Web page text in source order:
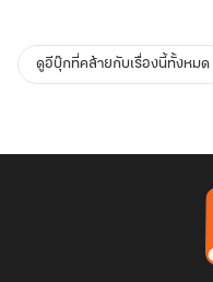
ดูอีบุ๊กที่คล้ายกับเรื่องนี้ทั้งหมด